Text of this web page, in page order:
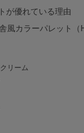
が優れている理由
風カラーパレット（
リーム